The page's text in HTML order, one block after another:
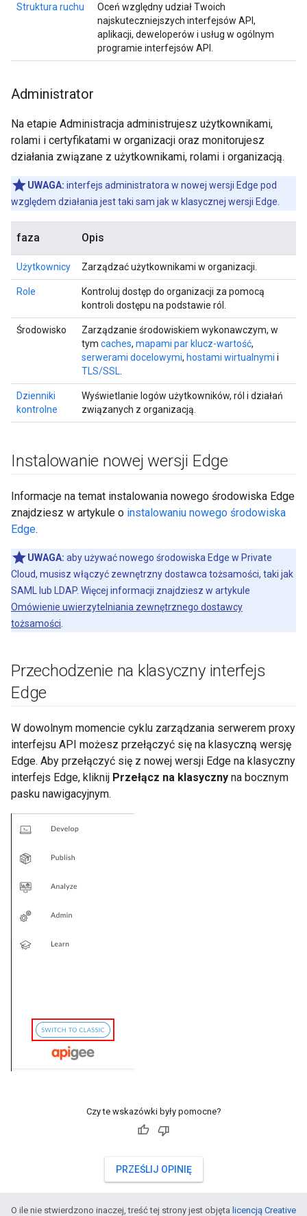
Struktura ruchu
Oceń względny udział Twoich
najskuteczniejszych interfejsów API,
aplikacji, deweloperów i usług w ogólnym
programie interfejsów API.
Administrator
Na etapie Administracja administrujesz użytkownikami,
rolami i certyfikatami w organizacji oraz monitorujesz
działania związane z użytkownikami, rolami i organizacją.
UWAGA: interfejs administratora w nowej wersji Edge pod
względem działania jest taki sam jak w klasycznej wersji Edge.
faza Opis
Użytkownicy Zarządzać użytkownikami w organizacji.
Role
Kontroluj dostęp do organizacji za pomocą
kontroli dostępu na podstawie ról.
Środowisko
Zarządzanie środowiskiem wykonawczym, w
tym caches, mapami par klucz-wartość,
serwerami docelowymi, hostami wirtualnymi i
TLS/SSL
Dzienniki
kontrolne
Wyświetlanie logów użytkowników, ról i działań
związanych z organizacją.
Instalowanie nowej wersji Edge
Informacje na temat instalowania nowego środowiska Edge
znajdziesz w artykule o instalowaniu nowego środowiska
Edge.
UWAGA: aby używać nowego środowiska Edge w Private
Cloud, musisz włączyć zewnętrzny dostawca tożsamości, taki jak
SAML lub LDAP. Więcej informacji znajdziesz w artykule
Omówienie uwierzytelniania zewnętrznego dostawcy
tożsamości
Przechodzenie na klasyczny interfejs
Edge
W dowolnym momencie cyklu zarządzania serwerem proxy
interfejsu API możesz przełączyć się na klasyczną wersję
Edge. Aby przełączyć się z nowej wersji Edge na klasyczny
interfejs Edge, kliknij Przełącz na klasyczny na bocznym
pasku nawigacyjnym.
Czy te wskazówki były pomocne?
PRZEŚLIJ OPINIĘ
O ile nie stwierdzono inaczej, treść tej strony jest objęta licencją Creative